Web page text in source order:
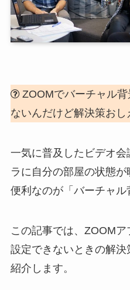
ZOOMでバーチャル背
ないんだけど解決策おし
一気に普及したビデオ
ラに自分の部屋の状態
便利なのが「バーチャル
この記事では、ZOOM
設定できないときの解
紹介します。